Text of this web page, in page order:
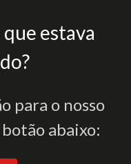
estava
para o nosso
abaixo: